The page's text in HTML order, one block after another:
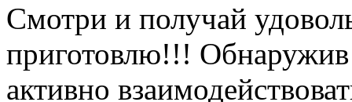
Смотри и получай
приготовлю!!! Обнаружив
активно